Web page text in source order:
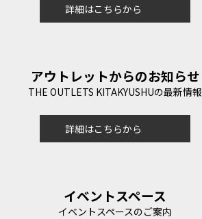
詳細はこちらから
アウトレットからのお知らせ
THE OUTLETS KITAKYUSHUの最新情報
詳細はこちらから
イベントスペース
イベントスペースのご案内